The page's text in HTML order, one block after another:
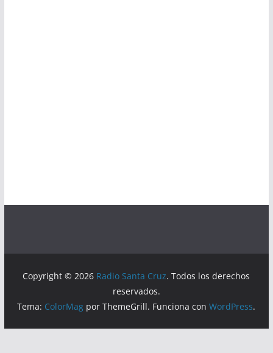
Copyright © 2026 Radio Santa Cruz. Todos los derechos
reservados.
Tema: ColorMag por ThemeGrill. Funciona conWordPress.